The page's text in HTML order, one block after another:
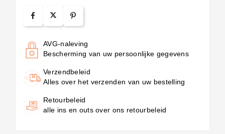
AVG-naleving
Bescherming van uw persoonlijke gegevens
Verzendbeleid
Alles over het verzenden van uw bestelling
Retourbeleid
alle ins en outs over ons retourbeleid